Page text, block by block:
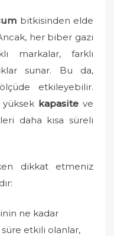
bitkisinden elde
her biber gazı
markalar, farklı
sunar. Bu da,
etkileyebilir.
yüksek kapasite ve
daha kısa süreli
dikkat etmeniz
ne kadar
etkili olanlar,